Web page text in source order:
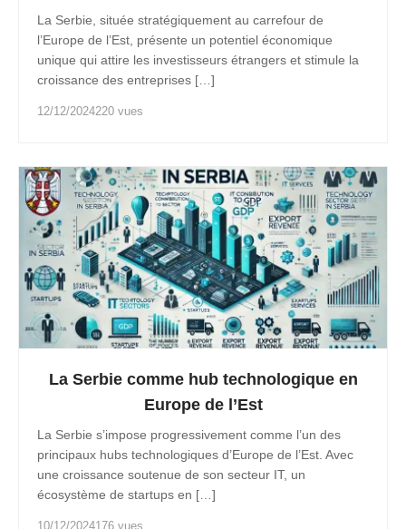
La Serbie, située stratégiquement au carrefour de
l’Europe de l’Est, présente un potentiel économique
unique qui attire les investisseurs étrangers et stimule la
croissance des entreprises […]
12/12/2024220 vues
La Serbie comme hub technologique en
Europe de l’Est
La Serbie s’impose progressivement comme l’un des
principaux hubs technologiques d’Europe de l’Est. Avec
une croissance soutenue de son secteur IT, un
écosystème de startups en […]
10/12/2024176 vues